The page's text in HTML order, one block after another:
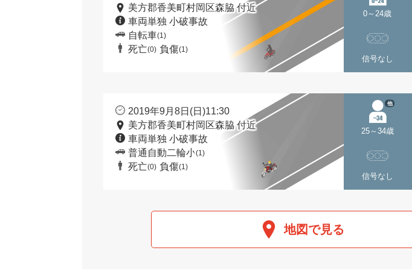
美方郡香美町村岡区森脇 付近
車両単独 小破事故
自転車(1)
死亡(0) 負傷(1)
0～24歳
信号なし
2019年9月8日(日)11:30
美方郡香美町村岡区森脇 付近
車両単独 小破事故
普通自動二輪小(1)
死亡(0) 負傷(1)
25～34歳
他
信号なし
地図で見る